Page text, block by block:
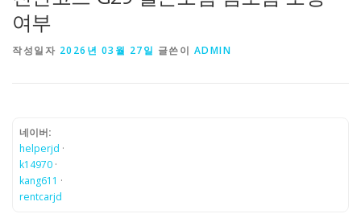
여부
작성일자 2026년 03월 27일 글쓴이 ADMIN
네이버:
helperjd ·
k14970 ·
kang611 ·
rentcarjd